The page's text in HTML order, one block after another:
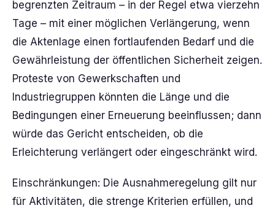
begrenzten Zeitraum – in der Regel etwa vierzehn
Tage – mit einer möglichen Verlängerung, wenn
die Aktenlage einen fortlaufenden Bedarf und die
Gewährleistung der öffentlichen Sicherheit zeigen.
Proteste von Gewerkschaften und
Industriegruppen könnten die Länge und die
Bedingungen einer Erneuerung beeinflussen; dann
würde das Gericht entscheiden, ob die
Erleichterung verlängert oder eingeschränkt wird.
Einschränkungen: Die Ausnahmeregelung gilt nur
für Aktivitäten, die strenge Kriterien erfüllen, und